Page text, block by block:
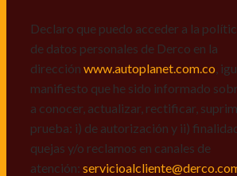
responsables, para que efectúen el
datos conforme lo expuesto.
Declaro que puedo acceder a la
de datos personales de Derco en la
dirección www.autoplanet.com.co ,
manifiesto que he sido informado
a conocer, actualizar, rectificar,
prueba: i) de autorización y ii)
quejas y/o reclamos en canales de
atención: